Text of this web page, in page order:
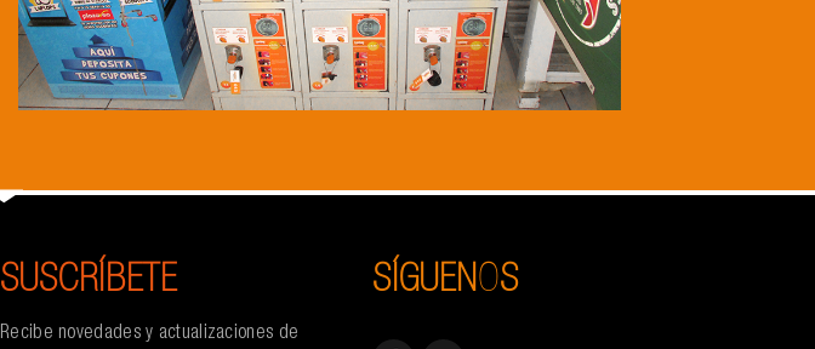
SUSCRÍBETE
Recibe novedades y actualizaciones de
SÍGUENOS